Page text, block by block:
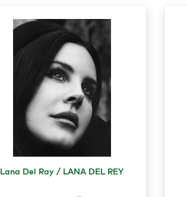
Lana Del Ray / LANA DEL REY